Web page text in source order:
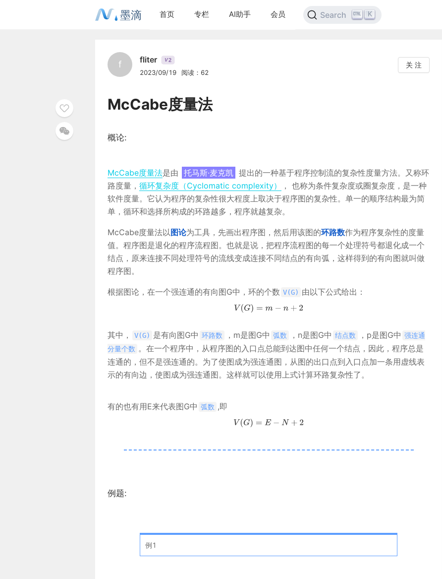
墨滴 首页 专栏 AI助手 会员 Search K
f fliter V2
2023/09/19 阅读：62
关 注
McCabe度量法
概论:
McCabe度量法是由 托马斯·麦克凯 提出的一种基于程序控制流的复杂性度量方法。又称环
路度量， 循环复杂度（Cyclomatic complexity）
， 也称为条件复杂度或圈复杂度，是一种
软件度量。它认为程序的复杂性很大程度上取决于程序图的复杂性。单一的顺序结构最为简
单，循环和选择所构成的环路越多，程序就越复杂。
McCabe度量法以 图论为工具，先画出程序图，然后用该图的环路数作为程序复杂性的度量
值。程序图是退化的程序流程图。也就是说，把程序流程图的每一个处理符号都退化成一个
结点，原来连接不同处理符号的流线变成连接不同结点的有向弧，这样得到的有向图就叫做
程序图。
根据图论，在一个强连通的有向图G中，环的个数 V(G) 由以下公式给出：
其中， V(G) 是有向图G中 环路数 ，m是图G中 弧数 ，n是图G中 结点数 ，p是图G中 强连通
分量个数 。在一个程序中，从程序图的入口点总能到达图中任何一个结点，因此，程序总是
连通的，但不是强连通的。为了使图成为强连通图，从图的出口点到入口点加一条用虚线表
示的有向边，使图成为强连通图。这样就可以使用上式计算环路复杂性了。
有的也有用E来代表图G中 弧数 ,即
例题:
例1